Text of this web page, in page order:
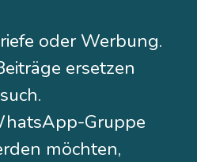
oder Werbung.
ersetzen
Gruppe
möchten,